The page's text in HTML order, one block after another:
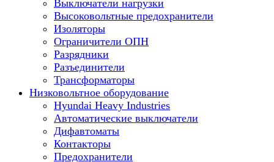
Выключатели нагрузки
Высоковольтные предохранители
Изоляторы
Ограничители ОПН
Разрядники
Разъединители
Трансформаторы
Низковольтное оборудование
Hyundai Heavy Industries
Автоматические выключатели
Дифавтоматы
Контакторы
Предохранители